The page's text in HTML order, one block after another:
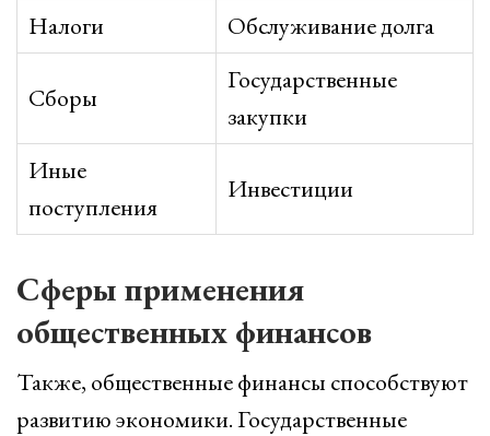
Налоги
Обслуживание долга
Сборы
Государственные
закупки
Иные
поступления
Инвестиции
Сферы применения
общественных финансов
Также, общественные финансы способствуют
развитию экономики. Государственные